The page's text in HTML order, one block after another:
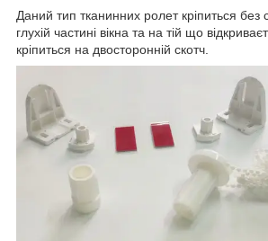
Даний тип тканинних ролет кріпиться без
глухій частині вікна та на тій що
кріпиться на двосторонній скотч.